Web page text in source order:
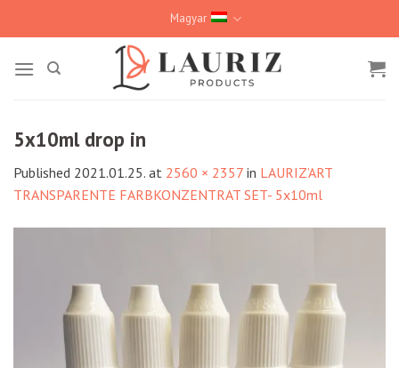
Magyar
5x10ml drop in
Published 2021.01.25. at 2560 × 2357 in LAURIZ’ART
TRANSPARENTE FARBKONZENTRAT SET- 5x10ml